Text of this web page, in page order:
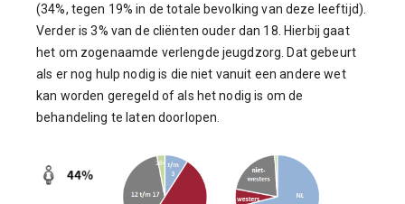
(34%, tegen 19% in de totale bevolking van deze leeftijd).
Verder is 3% van de cliënten ouder dan 18. Hierbij gaat
het om zogenaamde verlengde jeugdzorg. Dat gebeurt
als er nog hulp nodig is die niet vanuit een andere wet
kan worden geregeld of als het nodig is om de
behandeling te laten doorlopen.